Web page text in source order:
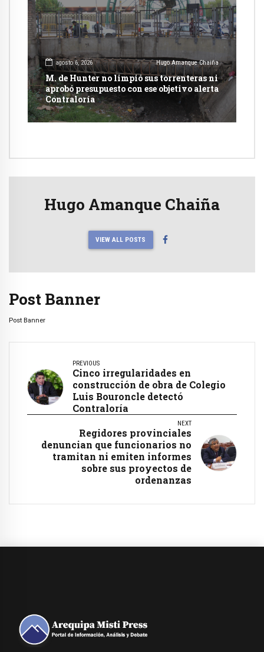
agosto 6, 2026 Hugo Amanque Chaiña
M. de Hunter no limpió sus torrenteras ni
aprobó presupuesto con ese objetivo alerta
Contraloría
Hugo Amanque Chaiña
VIEW ALL POSTS
Post Banner
Post Banner
PREVIOUS
Cinco irregularidades en
construcción de obra de Colegio
Luis Bouroncle detectó
Contraloría
NEXT
Regidores provinciales
denuncian que funcionarios no
tramitan ni emiten informes
sobre sus proyectos de
ordenanzas